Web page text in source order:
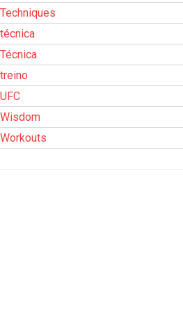
Techniques
técnica
Técnica
treino
UFC
Wisdom
Workouts